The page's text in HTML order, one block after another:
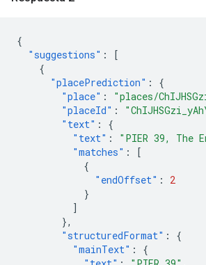
{
"suggestions" :
[
{
"placePrediction" :
{
"place" :
"places/
"placeId" :
"text" :
{
"text" :
"PIER 39, The
"matches" :
[
{
"endOffset" :
2
}
]
},
"structuredFormat" :
{
"mainText" :
{